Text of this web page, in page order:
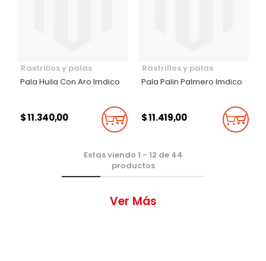
Rastrillos y palas
Pala Huila Con Aro Imdico
$ 11.340,00 Añadir Al Carrito
Rastrillos y palas
Pala Palin Palmero Imdico
$ 11.419,00
Estas viendo 1 - 12 de 44
productos
Ver Más